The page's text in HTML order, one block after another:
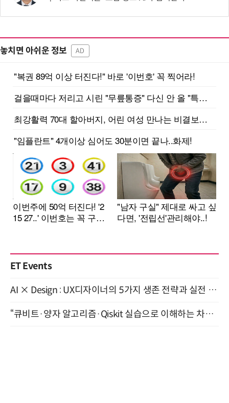
놓치면 아쉬운 정보 AD
ET Events
AI × Design : UX디자이너의 5가지 생존 전략과 실전 대응 8월 28일 개최
“큐비트·양자 알고리즘·Qiskit 실습으로 이해하는 차세대 컴퓨팅” (8/28)